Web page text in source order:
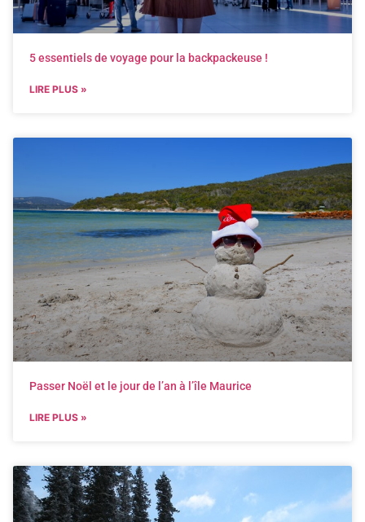
5 essentiels de voyage pour la backpackeuse !
LIRE PLUS »
Passer Noël et le jour de l’an à l’île Maurice
LIRE PLUS »